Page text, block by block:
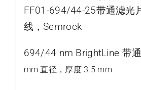
FF01-694/44-25带通滤光
线，Semrock
694/44 nm BrightLine 带
mm 直径，厚度 3.5 mm